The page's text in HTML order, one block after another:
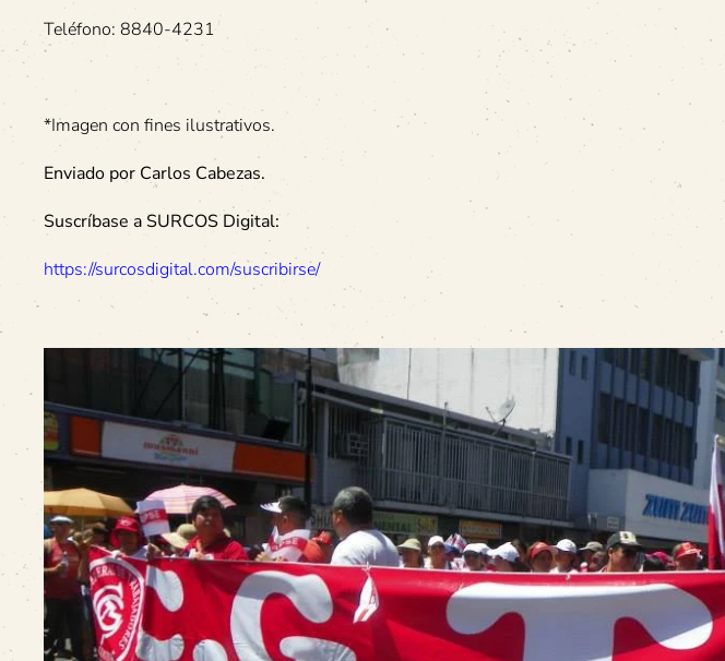
Teléfono: 8840-4231
*Imagen con fines ilustrativos.
Enviado por Carlos Cabezas.
Suscríbase a SURCOS Digital:
https://surcosdigital.com/suscribirse/